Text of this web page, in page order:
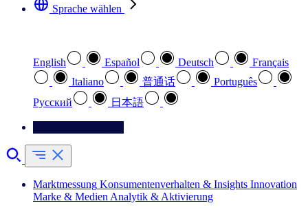
Sprache wählen
English Español Deutsch
Français
Italiano
普通话
Português
Pусский
日本語
Marktmessung Konsumentenverhalten & Insights Innovation
Marke & Medien Analytik & Aktivierung